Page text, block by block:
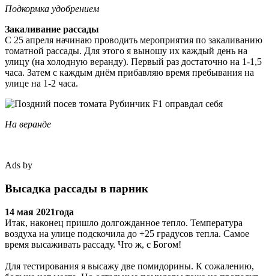
Подкормка удобрением
Закаливание рассады
С 25 апреля начинаю проводить мероприятия по закаливанию
томатной рассады. Для этого я выношу их каждый день на
улицу (на холодную веранду). Первый раз достаточно на 1-1,5
часа. Затем с каждым днём прибавляю время пребывания на
улице на 1-2 часа.
На веранде
Ads by
Высадка рассады в парник
14 мая 2021года
Итак, наконец пришло долгожданное тепло. Температура
воздуха на улице подскочила до +25 градусов тепла. Самое
время высаживать рассаду. Что ж, с Богом!
Для тестирования я высажу две помидорины. К сожалению,